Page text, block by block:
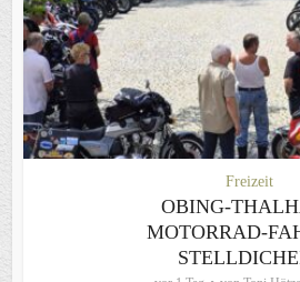
Freizeit
OBING-
MOTORRAD-